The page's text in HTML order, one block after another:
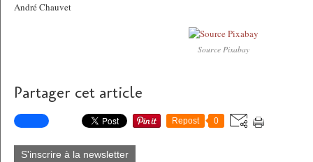
André Chauvet
Source Pixabay
Partager cet article
Repost 0
S'inscrire à la newsletter